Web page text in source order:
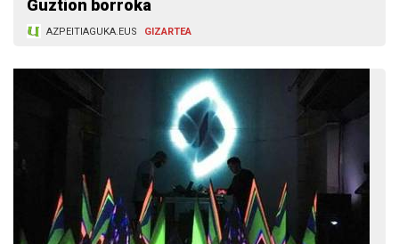
Guztion borroka
AZPEITIAGUKA.EUS GIZARTEA